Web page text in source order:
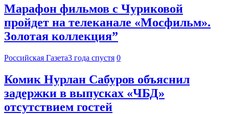
Марафон фильмов с Чуриковой
пройдет на телеканале «Мосфильм».
Золотая коллекция”
Российская Газета3 года спустя 0
Комик Нурлан Сабуров объяснил
задержки в выпусках «ЧБД»
отсутствием гостей